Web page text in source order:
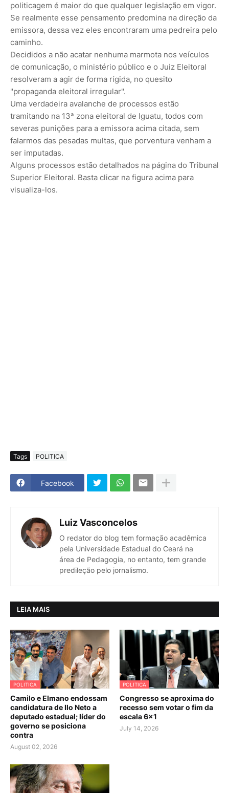
politicagem é maior do que qualquer legislação em vigor.
Se realmente esse pensamento predomina na direção da
emissora, dessa vez eles encontraram uma pedreira pelo
caminho.
Decididos a não acatar nenhuma marmota nos veículos
de comunicação, o ministério público e o Juiz Eleitoral
resolveram a agir de forma rígida, no quesito
"propaganda eleitoral irregular".
Uma verdadeira avalanche de processos estão
tramitando na 13ª zona eleitoral de Iguatu, todos com
severas punições para a emissora acima citada, sem
falarmos das pesadas multas, que porventura venham a
ser imputadas.
Alguns processos estão detalhados na página do Tribunal
Superior Eleitoral. Basta clicar na figura acima para
visualiza-los.
Tags POLITICA
Facebook
Luiz Vasconcelos
O redator do blog tem formação acadêmica
pela Universidade Estadual do Ceará na
área de Pedagogia, no entanto, tem grande
predileção pelo jornalismo.
LEIA MAIS
POLITICA
Camilo e Elmano endossam
candidatura de Ilo Neto a
deputado estadual; líder do
governo se posiciona
contra
August 02, 2026
POLITICA
Congresso se aproxima do
recesso sem votar o fim da
escala 6×1
July 14, 2026